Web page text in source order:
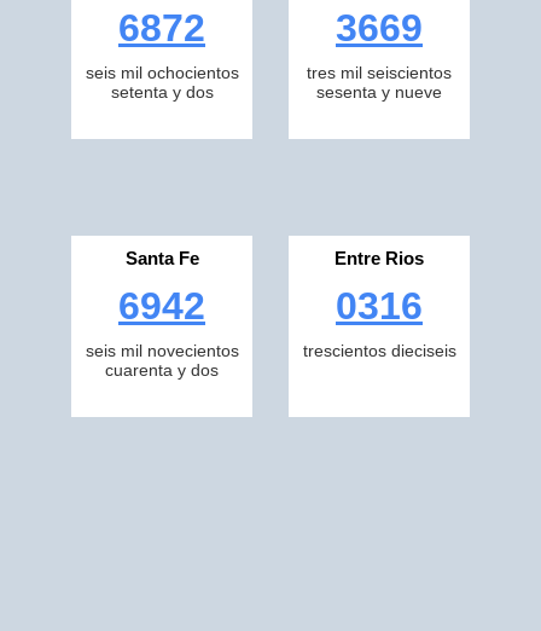
6872
seis mil ochocientos
setenta y dos
3669
tres mil seiscientos
sesenta y nueve
Santa Fe
6942
seis mil novecientos
cuarenta y dos
Entre Rios
0316
trescientos dieciseis